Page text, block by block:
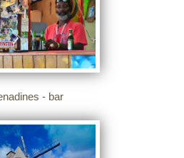
- bar